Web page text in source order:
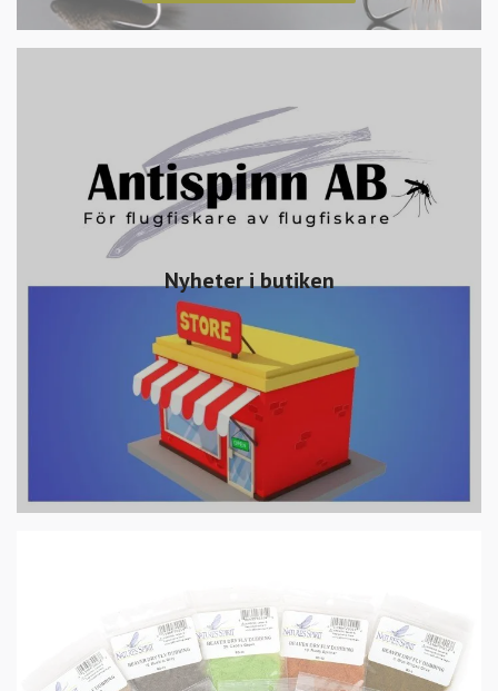
Nyheter i butiken